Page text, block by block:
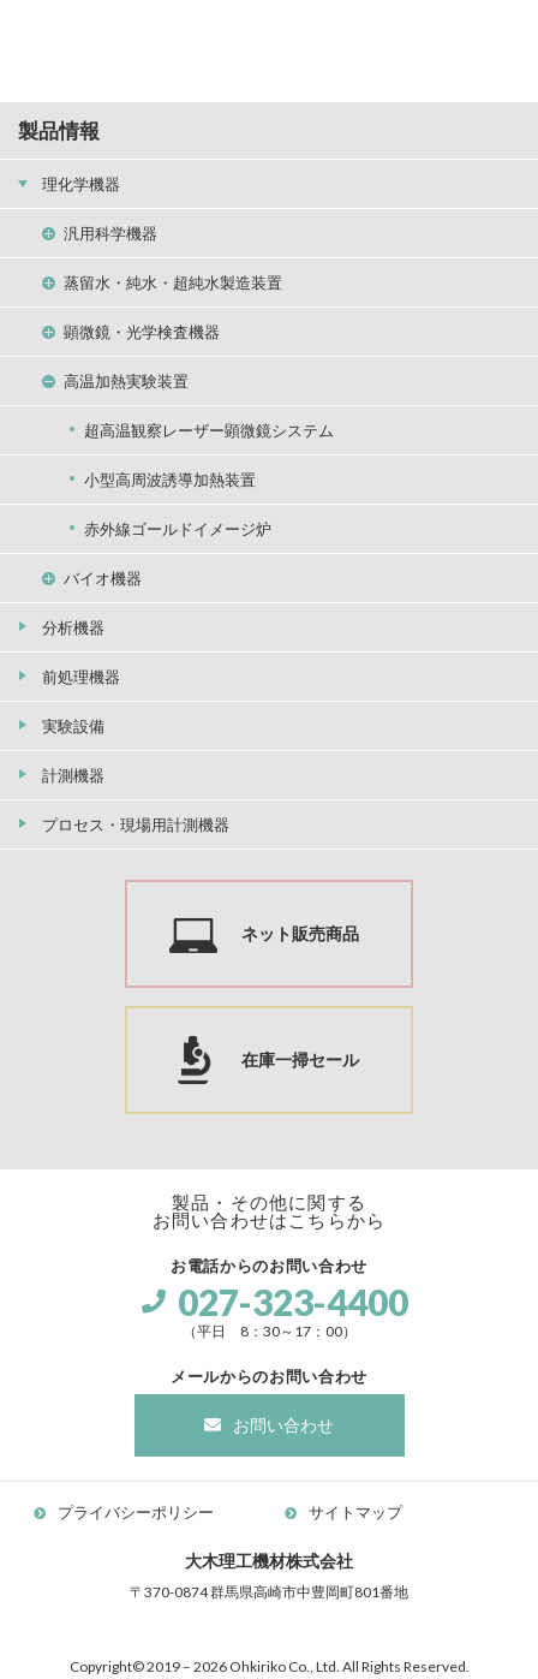
製品情報
理化学機器
汎用科学機器
蒸留水・純水・超純水製造装置
顕微鏡・光学検査機器
高温加熱実験装置
超高温観察レーザー顕微鏡システム
小型高周波誘導加熱装置
赤外線ゴールドイメージ炉
バイオ機器
分析機器
前処理機器
実験設備
計測機器
プロセス・現場用計測機器
ネット販売商品
在庫一掃セール
製品・その他に関する
お問い合わせはこちらから
お電話からのお問い合わせ
027-323-4400
（平日 8：30～17：00）
メールからのお問い合わせ
お問い合わせ
プライバシーポリシー サイトマップ
大木理工機材株式会社
〒370-0874 群馬県高崎市中豊岡町801番地
Copyright© 2019 – 2026 Ohkiriko Co., Ltd. All Rights Reserved.